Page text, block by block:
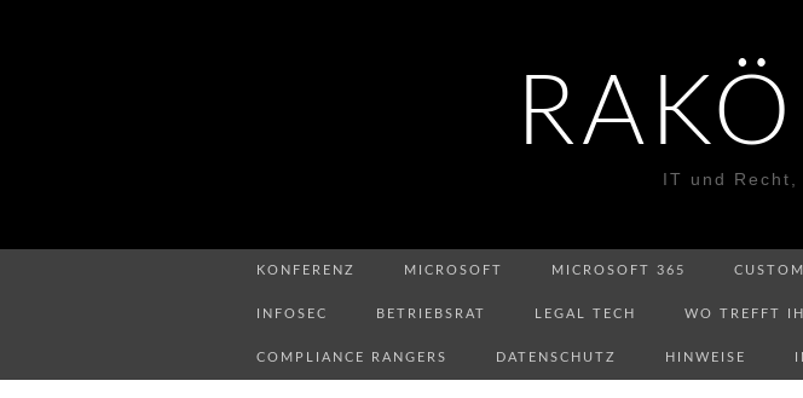
IT und Recht,
KONFERENZ MICROSOFT MICROSOFT 365
INFOSEC BETRIEBSRAT LEGAL TECH WO TREFFT
COMPLIANCE RANGERS DATENSCHUTZ HINWEISE